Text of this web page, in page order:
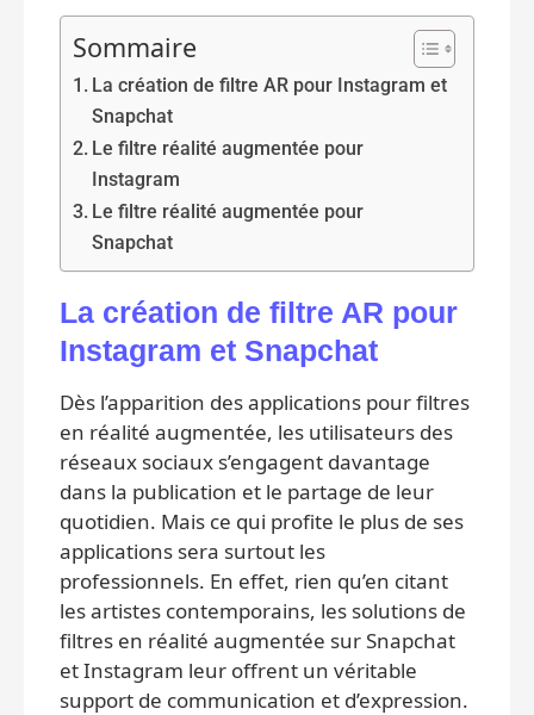
Sommaire
La création de filtre AR pour Instagram et
Snapchat
Le filtre réalité augmentée pour
Instagram
Le filtre réalité augmentée pour
Snapchat
La création de filtre AR pour
Instagram et Snapchat
Dès l’apparition des applications pour filtres
en réalité augmentée, les utilisateurs des
réseaux sociaux s’engagent davantage
dans la publication et le partage de leur
quotidien. Mais ce qui profite le plus de ses
applications sera surtout les
professionnels. En effet, rien qu’en citant
les artistes contemporains, les solutions de
filtres en réalité augmentée sur Snapchat
et Instagram leur offrent un véritable
support de communication et d’expression.